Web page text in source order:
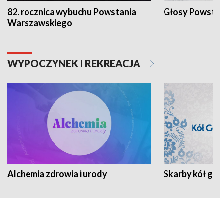
82. rocznica wybuchu Powstania
Warszawskiego
Głosy
WYPOCZYNEK I REKREACJA
Alchemia zdrowia i urody Skarby kół